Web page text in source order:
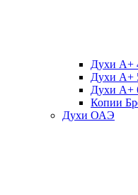
Духи А+
Духи А+
Духи А+
Копии
Духи ОАЭ